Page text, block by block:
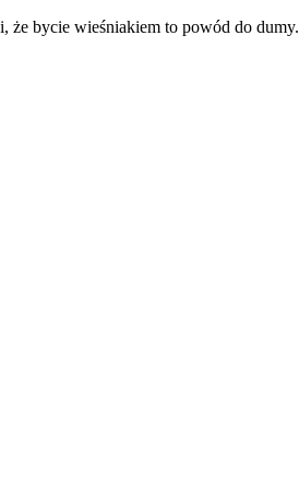
że bycie wieśniakiem to powód do dumy.